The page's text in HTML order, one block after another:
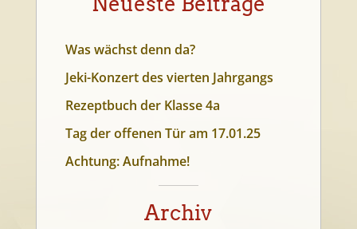
Was wächst denn da?
Jeki-Konzert des vierten Jahrgangs
Rezeptbuch der Klasse 4a
Tag der offenen Tür am 17.01.25
Achtung: Aufnahme!
Archiv